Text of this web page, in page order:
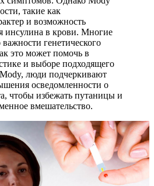
такие как
и возможность
инсулина в крови. Многие
генетического
это может помочь в
и выборе подходящего
люди подчеркивают
осведомленности о
чтобы избежать путаницы и
вмешательство.